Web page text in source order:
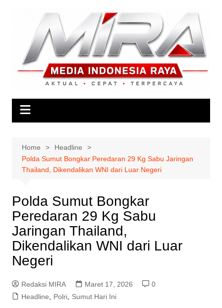
Home
Headline
Polda Sumut Bongkar Peredaran 29 Kg Sabu Jaringan
Thailand, Dikendalikan WNI dari Luar Negeri
Polda Sumut Bongkar
Peredaran 29 Kg Sabu
Jaringan Thailand,
Dikendalikan WNI dari Luar
Negeri
Redaksi MIRA Maret 17, 2026
0
Headline
Polri, Sumut Hari Ini